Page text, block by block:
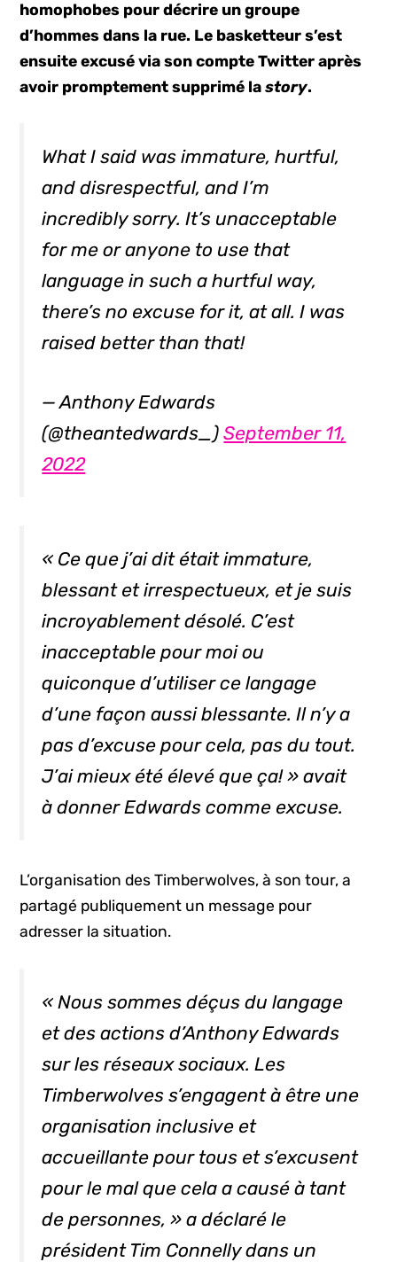
homophobes pour décrire un groupe
d’hommes dans la rue. Le basketteur s’est
ensuite excusé via son compte Twitter après
avoir promptement supprimé lastory.
What I said was immature, hurtful,
and disrespectful, and I’m
incredibly sorry. It’s unacceptable
for me or anyone to use that
language in such a hurtful way,
there’s no excuse for it, at all. I was
raised better than that!
— Anthony Edwards
(@theantedwards_)September 11,
2022
« Ce que j’ai dit était immature,
blessant et irrespectueux, et je suis
incroyablement désolé. C’est
inacceptable pour moi ou
quiconque d’utiliser ce langage
d’une façon aussi blessante. Il n’y a
pas d’excuse pour cela, pas du tout.
J’ai mieux été élevé que ça! » avait
à donner Edwards comme excuse.
L’organisation des Timberwolves, à son tour, a
partagé publiquement un message pour
adresser la situation.
« Nous sommes déçus du langage
et des actions d’Anthony Edwards
sur les réseaux sociaux. Les
Timberwolves s’engagent à être une
organisation inclusive et
accueillante pour tous et s’excusent
pour le mal que cela a causé à tant
de personnes, » a déclaré le
président Tim Connelly dans un